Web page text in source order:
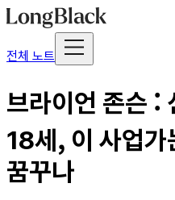
전체 노트
브라이언 존슨
18세, 이 사업가
꿈꾸나